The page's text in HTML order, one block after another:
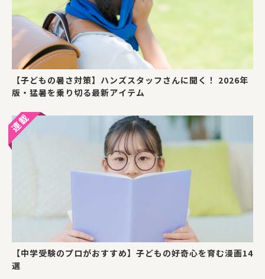
【子どもの暑さ対策】ハンズスタッフさんに聞く！ 2026年
版・猛暑を乗り切る最新アイテム
【中学受験のプロがおすすめ】子どもの好奇心を育む漫画14
選